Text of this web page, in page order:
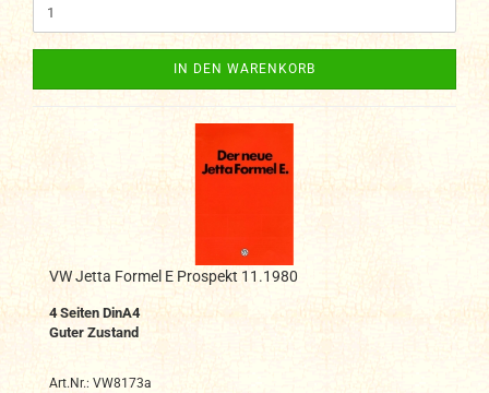
IN DEN WARENKORB
VW Jetta Formel E Prospekt 11.1980
4 Seiten DinA4
Guter Zustand
Art.Nr.: VW8173a